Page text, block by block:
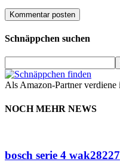
Schnäppchen suchen
Als Amazon-Partner
NOCH MEHR NEWS
bosch serie 4 wak28227